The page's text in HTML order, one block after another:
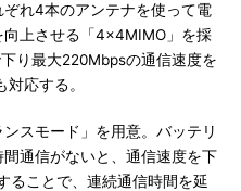
れ4本のアンテナを使って電
上させる「4×4MIMO」を採
り最大220Mbpsの通信速度を
応する。
スモード」を用意。バッテリ
通信がないと、通信速度を下
ることで、連続通信時間を延